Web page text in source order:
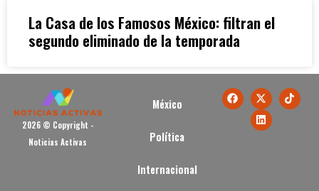
La Casa de los Famosos México: filtran el
segundo eliminado de la temporada
2026 © Copyright -
Noticias Activas
México
Política
Internacional